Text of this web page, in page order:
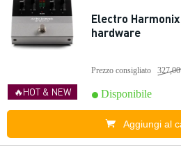
🔥HOT & NEW
Electro
hardware
Prezzo consigliato
Disponibile
Aggiungi al